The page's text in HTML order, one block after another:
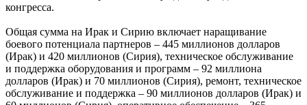
конгресса.
Общая сумма на Ирак и Сирию включает наращивание
боевого потенциала партнеров – 445 миллионов долларов
(Ирак) и 420 миллионов (Сирия), техническое обслуживание
и поддержка оборудования и программ – 92 миллиона
долларов (Ирак) и 70 миллионов (Сирия), ремонт, техническое
обслуживание и поддержка – 90 миллионов долларов (Ирак) и